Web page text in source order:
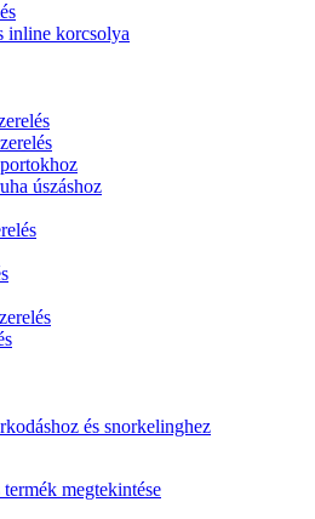
inline korcsolya
úszáshoz
és snorkelinghez